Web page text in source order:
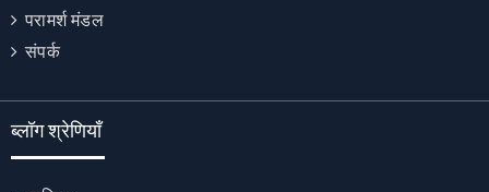
परामर्श मंडल
संपर्क
ब्लॉग श्रेणियाँ